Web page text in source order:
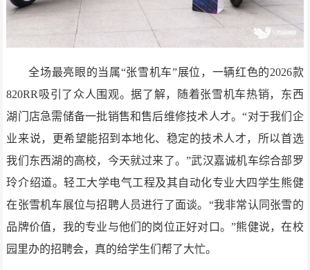
全场最亮眼的当属“张雪机车”展位，一辆红色的2026款
820RR吸引了众人围观。据了解，随着张雪机车热销，东西
湖门店急需储备一批销售和售后维修技术人才。“对于我们企
业来说，更希望能招到本地化、稳定的技术人才，所以首选
我们东西湖的高校，今天就过来了。”武汉嘉诚机车综合部罗
玲介绍道。轻工大学电气工程及其自动化专业大四学生熊健
在张雪机车展位与招聘人员进行了面谈。“我非常认同张雪的
品牌价值，我的专业与他们的岗位正好对口。”熊健说，在校
园里办的招聘会，真的给学生们帮了大忙。